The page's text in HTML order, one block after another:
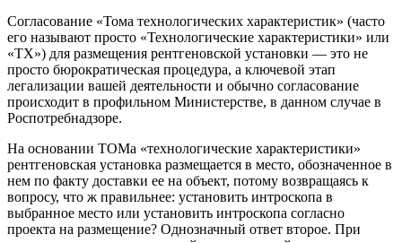
Согласование «Тома технологических характеристик» (часто
его называют просто «Технологические характеристики» или
«ТХ») для размещения рентгеновской установки — это не
просто бюрократическая процедура, а ключевой этап
легализации вашей деятельности и обычно согласование
происходит в профильном Министерстве, в данном случае в
Роспотребнадзоре.
На основании ТОМа «технологические характеристики»
рентгеновская установка размещается в место, обозначенное в
нем по факту доставки ее на объект, потому возвращаясь к
вопросу, что ж правильнее: установить интроскопа в
выбранное место или установить интроскопа согласно
проекта на размещение? Однозначный ответ второе. При